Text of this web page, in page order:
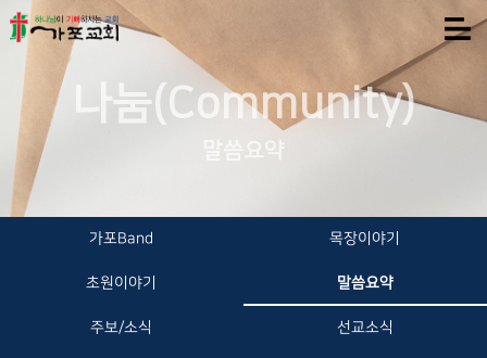
나눔(Community)
말씀요약
가포Band 목장이야기
초원이야기 말씀요약
주보/소식 선교소식